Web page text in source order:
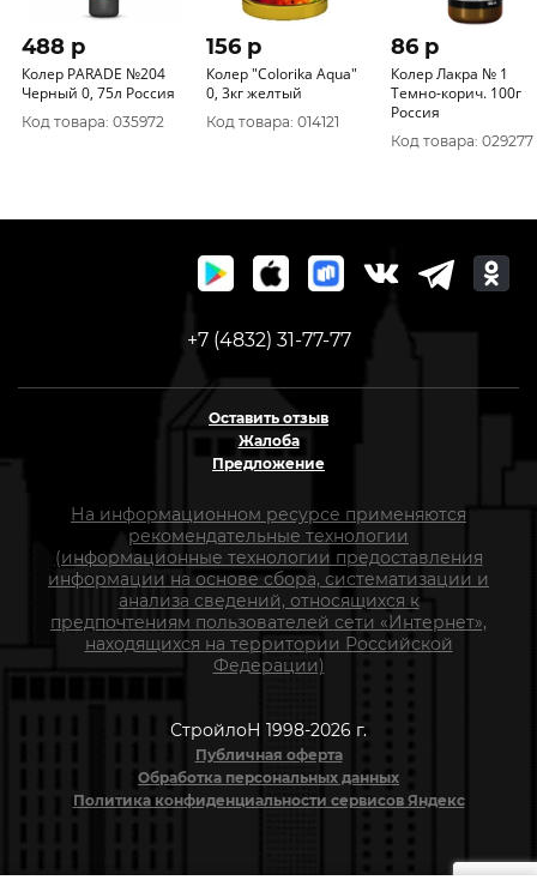
488 p
Колер PARADE №204
Черный 0, 75л Россия
Код товара: 035972
156 p
Колер "CoIorika Aqua"
0, 3кг желтый
Код товара: 014121
86 p
Колер Лакра № 1
Темно-корич. 100г
Россия
Код товара: 029277
+7 (4832) 31-77-77
Оставить отзыв
Жалоба
Предложение
На информационном ресурсе применяются
рекомендательные технологии
(информационные технологии предоставления
информации на основе сбора, систематизации и
анализа сведений, относящихся к
предпочтениям пользователей сети «Интернет»,
находящихся на территории Российской
Федерации)
СтройлоН 1998-2026 г.
Публичная оферта
Обработка персональных данных
Политика конфиденциальности сервисов Яндекс